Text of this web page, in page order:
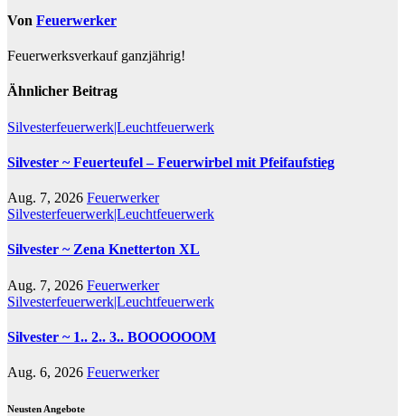
Von Feuerwerker
Feuerwerksverkauf ganzjährig!
Ähnlicher Beitrag
Silvesterfeuerwerk|Leuchtfeuerwerk
Silvester ~ Feuerteufel – Feuerwirbel mit Pfeifaufstieg
Aug. 7, 2026 Feuerwerker
Silvesterfeuerwerk|Leuchtfeuerwerk
Silvester ~ Zena Knetterton XL
Aug. 7, 2026 Feuerwerker
Silvesterfeuerwerk|Leuchtfeuerwerk
Silvester ~ 1.. 2.. 3.. BOOOOOOM
Aug. 6, 2026 Feuerwerker
Neusten Angebote